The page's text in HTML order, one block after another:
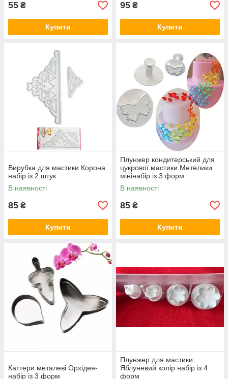
55 ₴
Купити
95 ₴
Купити
Вирубка для мастики Корона
набір із 2 штук
В наявності
85 ₴
Купити
Плунжер кондитерський для
цукрової мастики Метелики
мінінабір із 3 форм
В наявності
85 ₴
Купити
Каттери металеві Орхідея-
набір із 3 форм
Плунжер для мастики
Яблуневий колір набір із 4
форм